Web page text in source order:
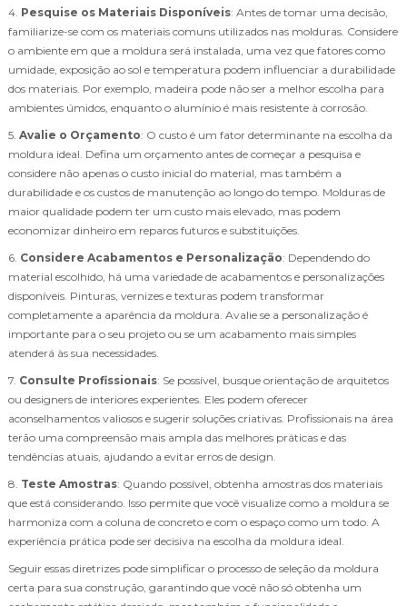
4. Pesquise os Materiais Disponíveis: Antes de tomar uma decisão,
familiarize-se com os materiais comuns utilizados nas molduras. Considere
o ambiente em que a moldura será instalada, uma vez que fatores como
umidade, exposição ao sol e temperatura podem influenciar a durabilidade
dos materiais. Por exemplo, madeira pode não ser a melhor escolha para
ambientes úmidos, enquanto o alumínio é mais resistente à corrosão.
5. Avalie o Orçamento: O custo é um fator determinante na escolha da
moldura ideal. Defina um orçamento antes de começar a pesquisa e
considere não apenas o custo inicial do material, mas também a
durabilidade e os custos de manutenção ao longo do tempo. Molduras de
maior qualidade podem ter um custo mais elevado, mas podem
economizar dinheiro em reparos futuros e substituições.
6. Considere Acabamentos e Personalização: Dependendo do
material escolhido, há uma variedade de acabamentos e personalizações
disponíveis. Pinturas, vernizes e texturas podem transformar
completamente a aparência da moldura. Avalie se a personalização é
importante para o seu projeto ou se um acabamento mais simples
atenderá às sua necessidades.
7. Consulte Profissionais: Se possível, busque orientação de arquitetos
ou designers de interiores experientes. Eles podem oferecer
aconselhamentos valiosos e sugerir soluções criativas. Profissionais na área
terão uma compreensão mais ampla das melhores práticas e das
tendências atuais, ajudando a evitar erros de design.
8. Teste Amostras: Quando possível, obtenha amostras dos materiais
que está considerando. Isso permite que você visualize como a moldura se
harmoniza com a coluna de concreto e com o espaço como um todo. A
experiência prática pode ser decisiva na escolha da moldura ideal.
Seguir essas diretrizes pode simplificar o processo de seleção da moldura
certa para sua construção, garantindo que você não só obtenha um